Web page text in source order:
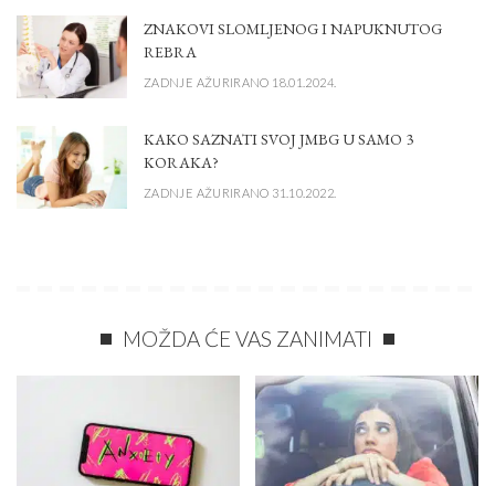
ZNAKOVI SLOMLJENOG I NAPUKNUTOG
REBRA
ZADNJE AŽURIRANO 18.01.2024.
KAKO SAZNATI SVOJ JMBG U SAMO 3
KORAKA?
ZADNJE AŽURIRANO 31.10.2022.
MOŽDA ĆE VAS ZANIMATI